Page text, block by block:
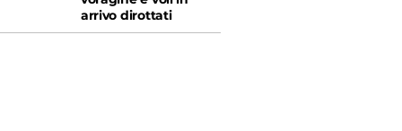
arrivo dirottati